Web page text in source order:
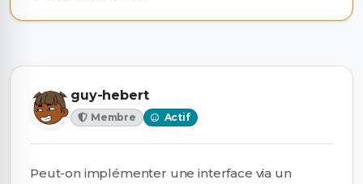
guy-hebert
Membre Actif
Peut-on implémenter une interface via un